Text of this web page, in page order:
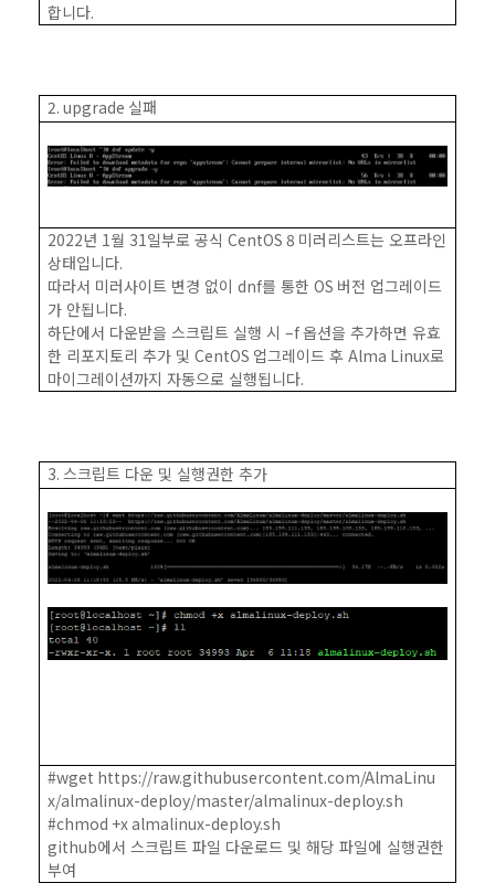
합니다.
2. upgrade 실패
2022년 1월 31일부로 공식CentOS 8 미러리스트는 오프라인
상태입니다.
따라서 미러사이트 변경 없이dnf를 통한OS 버전 업그레이드
가 안됩니다.
하단에서 다운받을 스크립트 실행 시–f옵션을 추가하면 유효
한 리포지토리 추가 및CentOS 업그레이드 후Alma Linux로
마이그레이션까지 자동으로 실행됩니다.
3.스크립트 다운 및 실행권한 추가
#wget https://raw.githubusercontent.com/AlmaLinu
x/almalinux-deploy/master/almalinux-deploy.sh
#chmod +x almalinux-deploy.sh
github에서 스크립트 파일 다운로드 및 해당 파일에 실행권한
부여